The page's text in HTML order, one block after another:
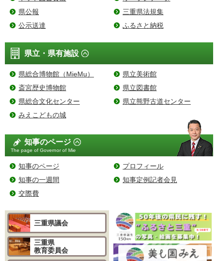
県公報
三重県法規集
公示送達
ふるさと納税
県立・県有施設
県総合博物館（MieMu）
県立美術館
斎宮歴史博物館
県立図書館
県総合文化センター
県立熊野古道センター
みえこどもの城
知事のページ
The page of Governor of Mie
知事のページ
プロフィール
知事の一週間
知事定例記者会見
交際費
三重県議会
三重県
教育委員会